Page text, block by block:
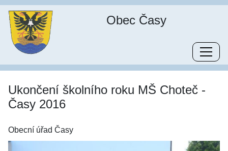
Obec Časy
Ukončení školního roku MŠ Choteč -
Časy 2016
Obecní úřad Časy